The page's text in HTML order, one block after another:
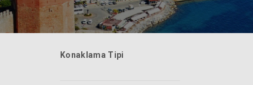
Konaklama Tipi